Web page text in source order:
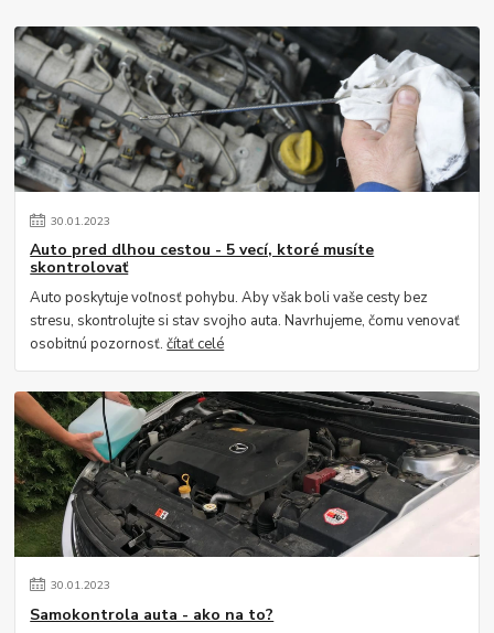
30.01.2023
Auto pred dlhou cestou - 5 vecí, ktoré musíte
skontrolovať
Auto poskytuje voľnosť pohybu. Aby však boli vaše cesty bez
stresu, skontrolujte si stav svojho auta. Navrhujeme, čomu venovať
osobitnú pozornosť.čítať celé
30.01.2023
Samokontrola auta - ako na to?